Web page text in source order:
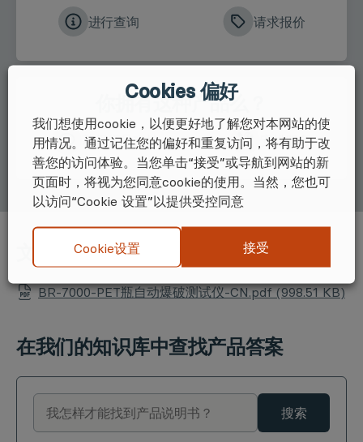
进行查询 请求报价
你拥有这种产品么？
获得产品支持 安排服务
BR-7000-PET瓶自动爆破测试仪-CN.pdf (998.51 KB)
在我们的知识库中查找产品答案
搜索
Cookies 偏好
我们想使用cookie，以便更好地了解您对本网站的使
用情况。通过记住您的偏好和重复访问，将有助于改
善您的访问体验。当您单击“接受”或导航到网站的新
页面时，将视为您同意cookie的使用。当然，您也可
以访问“Cookie 设置”以提供受控同意
Cookie设置 接受